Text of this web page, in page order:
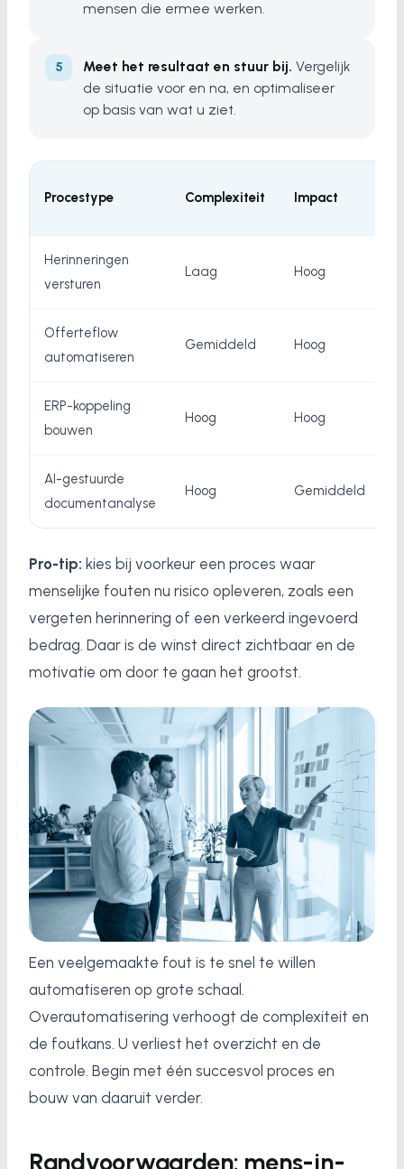
mensen die ermee werken.
Meet het resultaat en stuur bij. Vergelijk
de situatie voor en na, en optimaliseer
op basis van wat u ziet.
Procestype Complexiteit Impact
Herinneringen
versturen
Laag Hoog
Offerteflow
automatiseren
Gemiddeld Hoog
ERP-koppeling
bouwen
Hoog Hoog
AI-gestuurde
documentanalyse
Hoog Gemiddeld
Pro-tip: kies bij voorkeur een proces waar
menselijke fouten nu risico opleveren, zoals een
vergeten herinnering of een verkeerd ingevoerd
bedrag. Daar is de winst direct zichtbaar en de
motivatie om door te gaan het grootst.
Een veelgemaakte fout is te snel te willen
automatiseren op grote schaal.
Overautomatisering verhoogt de complexiteit en
de foutkans. U verliest het overzicht en de
controle. Begin met één succesvol proces en
bouw van daaruit verder.
Randvoorwaarden: mens-in-